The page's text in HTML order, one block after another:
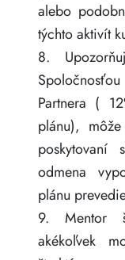
alebo
týchto aktivít
8.
Partnera (
plánu),
poskytovaní
odmena
plánu
9. Mentor
akékoľvek